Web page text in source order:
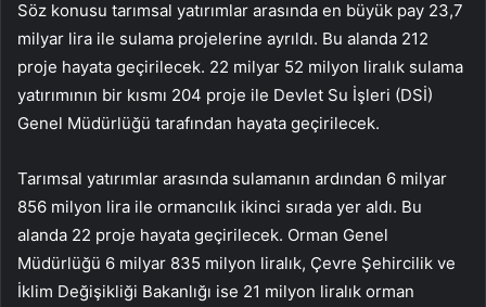
Söz konusu tarımsal yatırımlar arasında en büyük pay 23,7
milyar lira ile sulama projelerine ayrıldı. Bu alanda 212
proje hayata geçirilecek. 22 milyar 52 milyon liralık sulama
yatırımının bir kısmı 204 proje ile Devlet Su İşleri (DSİ)
Genel Müdürlüğü tarafından hayata geçirilecek.
Tarımsal yatırımlar arasında sulamanın ardından 6 milyar
856 milyon lira ile ormancılık ikinci sırada yer aldı. Bu
alanda 22 proje hayata geçirilecek. Orman Genel
Müdürlüğü 6 milyar 835 milyon liralık, Çevre Şehircilik ve
İklim Değişikliği Bakanlığı ise 21 milyon liralık orman